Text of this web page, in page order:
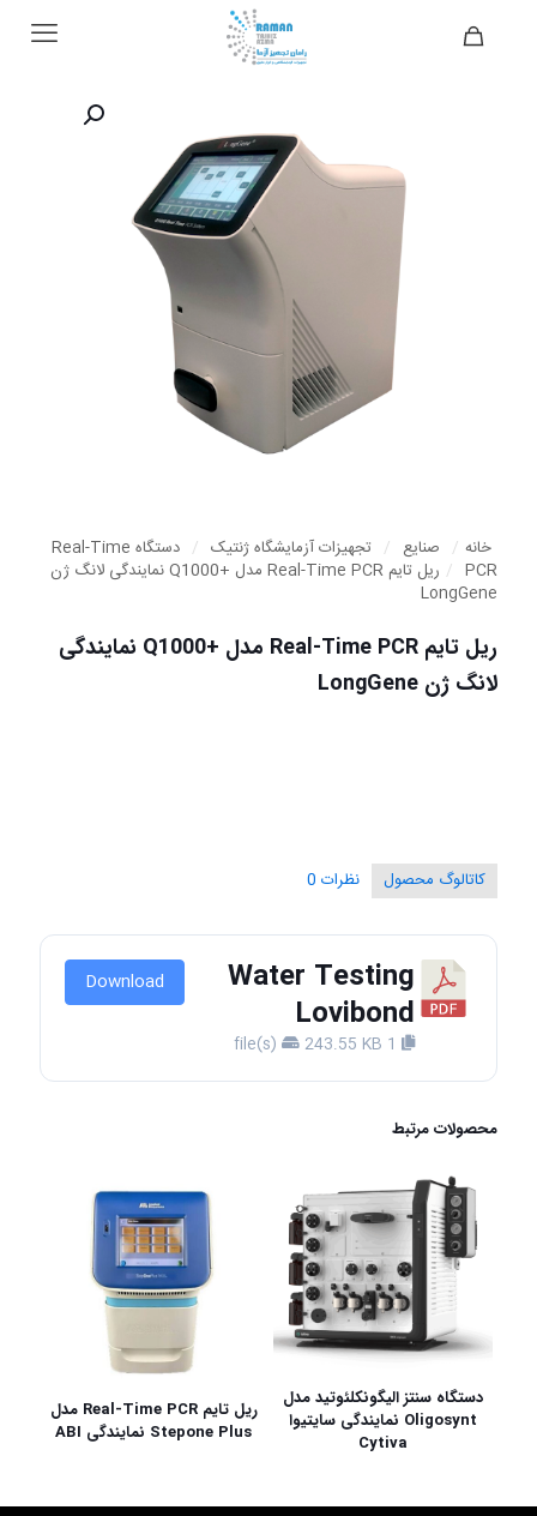
خانه / صنایع / تجهیزات آزمایشگاه ژنتیک /
دستگاه Real-Time
PCR
/
ریل تایم Real-Time PCR مدل +Q1000 نمایندگی لانگ ژن
LongGene
ریل تایم Real-Time PCR مدل +Q1000 نمایندگی
لانگ ژن LongGene
کاتالوگ محصول نظرات 0
Water Testing
Lovibond
243.55 KB
Download
محصولات مرتبط
دستگاه سنتز الیگونکلئوتید مدل
Oligosynt نمایندگی سایتیوا
Cytiva
ریل تایم Real-Time PCR مدل
Stepone Plus نمایندگی ABI